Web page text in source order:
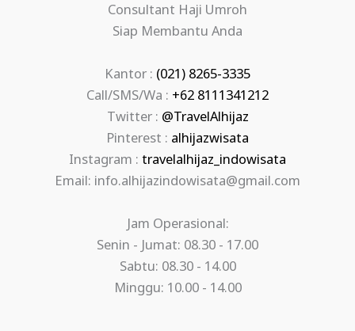
Consultant Haji Umroh
Siap Membantu Anda
Kantor : (021) 8265-3335
Call/SMS/Wa : +62 8111341212
Twitter : @TravelAlhijaz
Pinterest : alhijazwisata
Instagram : travelalhijaz_indowisata
Email: info.alhijazindowisata@gmail.com
Jam Operasional:
Senin - Jumat: 08.30 - 17.00
Sabtu: 08.30 - 14.00
Minggu: 10.00 - 14.00